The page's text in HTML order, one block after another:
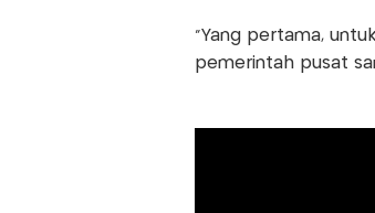
“Yang pertama,
pemerintah pusat